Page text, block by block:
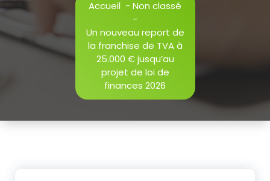
Accueil - Non classé
-
Un nouveau report de
la franchise de TVA à
25.000 € jusqu’au
projet de loi de
finances 2026